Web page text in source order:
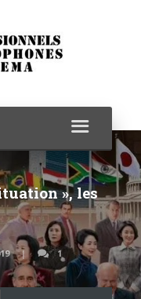
», les
1